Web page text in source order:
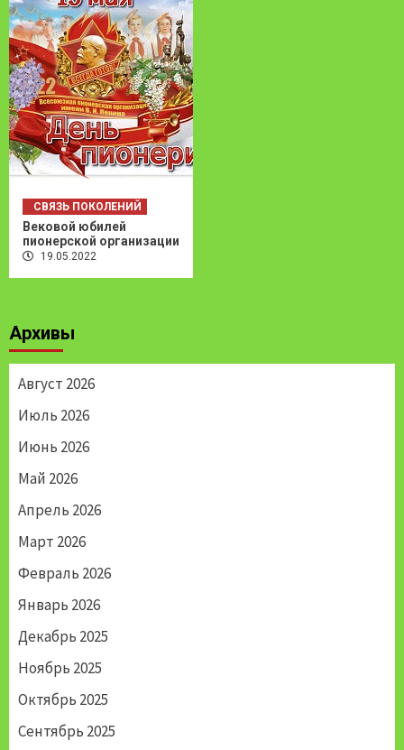
СВЯЗЬ ПОКОЛЕНИЙ
Вековой юбилей
пионерской организации
19.05.2022
Архивы
Август 2026
Июль 2026
Июнь 2026
Май 2026
Апрель 2026
Март 2026
Февраль 2026
Январь 2026
Декабрь 2025
Ноябрь 2025
Октябрь 2025
Сентябрь 2025